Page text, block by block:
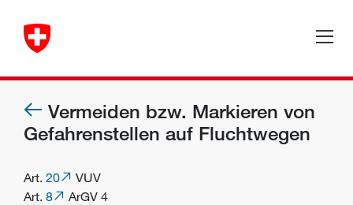
Vermeiden bzw. Markieren von
Gefahrenstellen auf Fluchtwegen
Art. 20
VUV
Art. 8
ArGV 4